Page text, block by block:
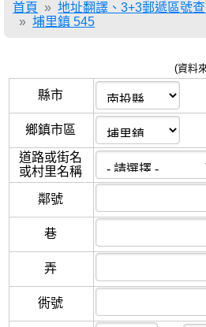
首頁 地址翻譯、3+3郵遞區號
埔里鎮 545
(資料
縣市
鄉鎮市區
道路或街名
或村里名稱
鄰號
巷
弄
衖號